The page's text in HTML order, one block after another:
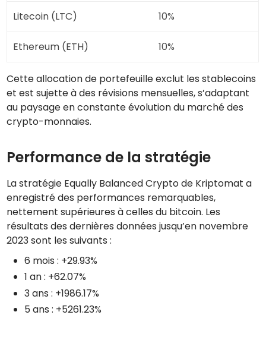
Litecoin (LTC) 10%
Ethereum (ETH) 10%
Cette allocation de portefeuille exclut les stablecoins
et est sujette à des révisions mensuelles, s’adaptant
au paysage en constante évolution du marché des
crypto-monnaies.
Performance de la stratégie
La stratégie Equally Balanced Crypto de Kriptomat a
enregistré des performances remarquables,
nettement supérieures à celles du bitcoin. Les
résultats des dernières données jusqu’en novembre
2023 sont les suivants :
6 mois : +29.93%
1 an : +62.07%
3 ans : +1986.17%
5 ans : +5261.23%